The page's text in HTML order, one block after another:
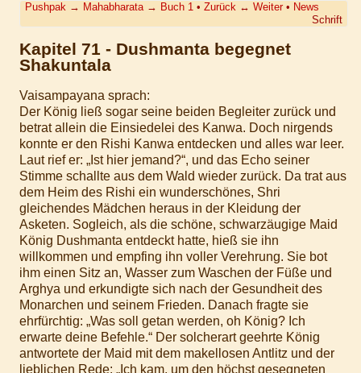
Pushpak → Mahabharata → Buch 1 •Zurück ↔ Weiter• News
Schrift
Kapitel 71 - Dushmanta begegnet
Shakuntala
Vaisampayana sprach:
Der König ließ sogar seine beiden Begleiter zurück und
betrat allein die Einsiedelei des Kanwa. Doch nirgends
konnte er den Rishi Kanwa entdecken und alles war leer.
Laut rief er: „Ist hier jemand?“, und das Echo seiner
Stimme schallte aus dem Wald wieder zurück. Da trat aus
dem Heim des Rishi ein wunderschönes, Shri
gleichendes Mädchen heraus in der Kleidung der
Asketen. Sogleich, als die schöne, schwarzäugige Maid
König Dushmanta entdeckt hatte, hieß sie ihn
willkommen und empfing ihn voller Verehrung. Sie bot
ihm einen Sitz an, Wasser zum Waschen der Füße und
Arghya und erkundigte sich nach der Gesundheit des
Monarchen und seinem Frieden. Danach fragte sie
ehrfürchtig: „Was soll getan werden, oh König? Ich
erwarte deine Befehle.“ Der solcherart geehrte König
antwortete der Maid mit dem makellosen Antlitz und der
lieblichen Rede: „Ich kam, um den höchst gesegneten